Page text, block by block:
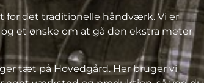
for det traditionelle håndværk. Vi er
et ønske om at gå den ekstra meter
tæt på Hovedgård. Her bruger vi